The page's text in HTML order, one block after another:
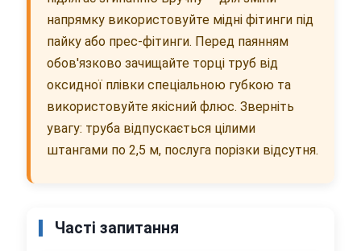
напрямку використовуйте мідні фітинги під
пайку або прес-фітинги. Перед паянням
обов'язково зачищайте торці труб від
оксидної плівки спеціальною губкою та
використовуйте якісний флюс. Зверніть
увагу: труба відпускається цілими
штангами по 2,5 м, послуга порізки відсутня.
Часті запитання